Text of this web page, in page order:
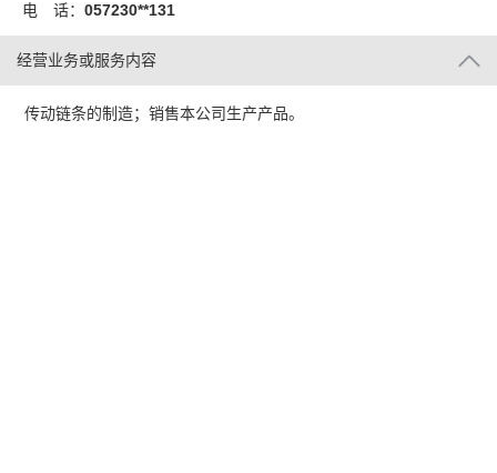
电 话： 057230**131
经营业务或服务内容
传动链条的制造；销售本公司生产产品。